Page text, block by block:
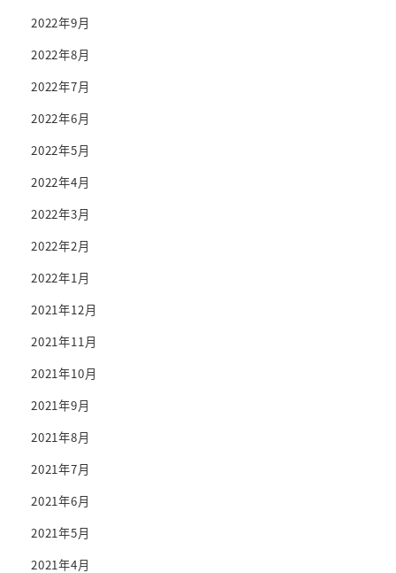
2022年9月
2022年8月
2022年7月
2022年6月
2022年5月
2022年4月
2022年3月
2022年2月
2022年1月
2021年12月
2021年11月
2021年10月
2021年9月
2021年8月
2021年7月
2021年6月
2021年5月
2021年4月